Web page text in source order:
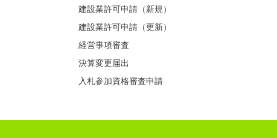
建設業許可申請（新規）
建設業許可申請（更新）
経営事項審査
決算変更届出
入札参加資格審査申請